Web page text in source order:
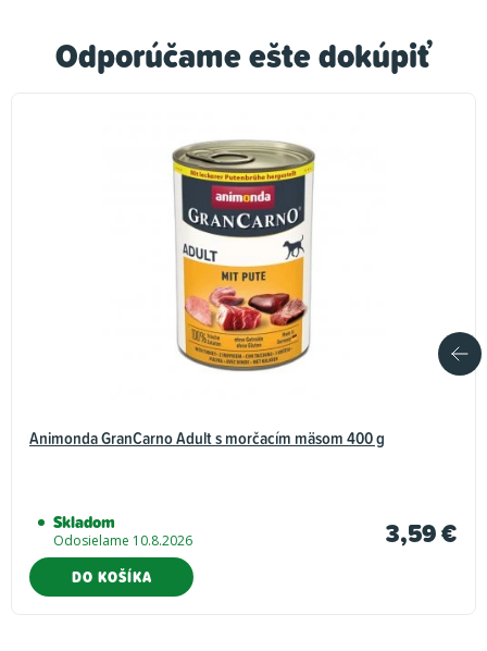
Odporúčame ešte dokúpiť
Animonda GranCarno Adult s morčacím mäsom 400 g
Skladom
Odosielame 10.8.2026 3,59 €
DO KOŠÍKA